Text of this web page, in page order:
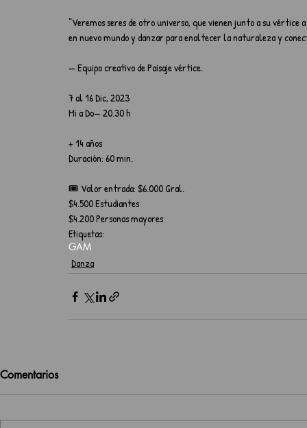
“Veremos seres de otro universo, que vienen junto a su vértice
en nuevo mundo y danzar para enaltecer la naturaleza y
— Equipo creativo de Paisaje vértice.
7 al 16 Dic, 2023
Mi a Do— 20.30 h
+ 14 años
Duración: 60 min.
🎟️ Valor entrada: $6.000 Gral.
$4.500 Estudiantes
$4.200 Personas mayores
Etiquetas:
GAM
Danza
Comentarios